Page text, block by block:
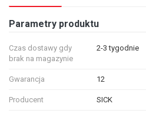
Parametry produktu
Czas dostawy gdy
brak na magazynie
2-3 tygodnie
Gwarancja 12
Producent SICK